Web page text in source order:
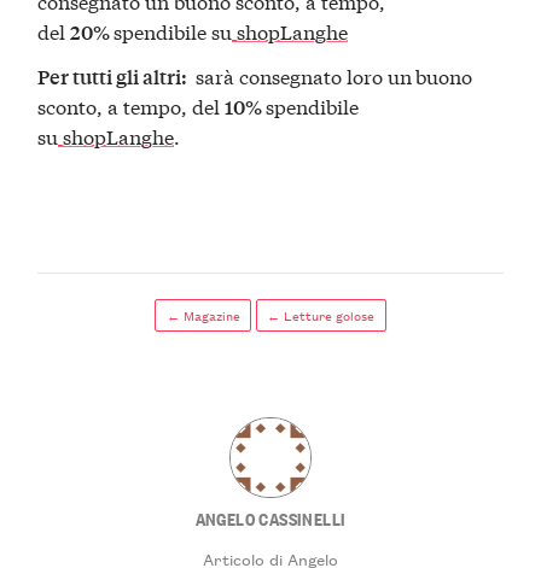
del20%spendibile su shopLanghe
Per tutti gli altri: sarà consegnato loro unbuono
sconto, a tempo, del10%spendibile
su shopLanghe.
← Magazine ← Letture golose
ANGELO CASSINELLI
Articolo di Angelo